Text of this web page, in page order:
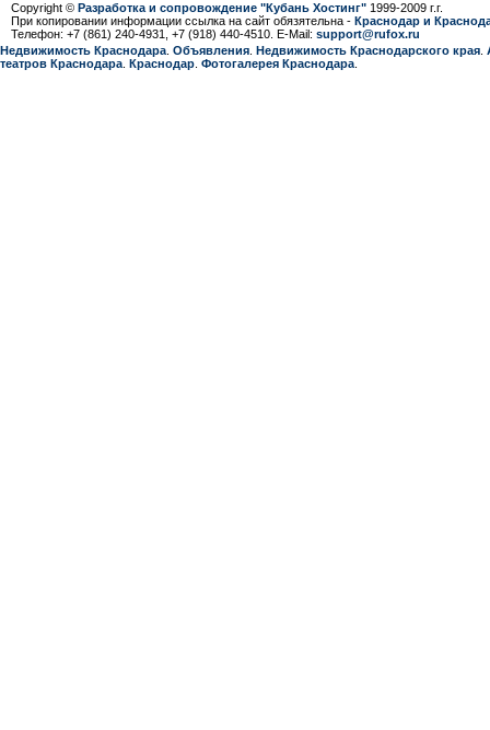
Copyright © Разработка и сопровождение "Кубань Хостинг" 1999-2009 г.г.
При копировании информации ссылка на сайт обязятельна - Краснодар и
Телефон: +7 (861) 240-4931, +7 (918) 440-4510. E-Mail: support@rufox.ru
Недвижимость Краснодара Объявления Недвижимость Краснодарcкого края
театров Краснодара Краснодар Фотогалерея Краснодара